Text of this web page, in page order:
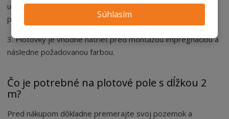
Súhlasím
určite sami podľa toho, aké požadujete zatienenie. Zvislosť
plotoviek kontrolujte vodováhou.
3. Plotovky je vhodné natrieť pred montážou impregnáciou a
následne požadovanou farbou.
Čo je potrebné na plotové pole s dĺžkou 2
m?
Pred nákupom dôkladne premerajte svoj pozemok a